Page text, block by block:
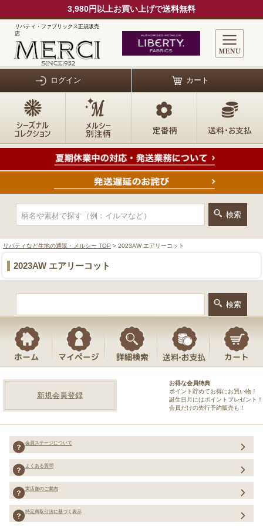
3,980円以上お買い上げで送料無料
リバティ・ファブリックス正規販売
店
ログイン カート
リバティなど生地の通販・メルシー TOP > 2023AW エアリーコット
2023AW エアリーコット
新規会員登録
お得な会員特典
ポイント貯めてお得にお買い物！
誕生日月にはポイントプレゼント！
会員だけの先行予約販売も！
会員ステージについて
よくある質問
実店舗のご案内
特定商取引法に基づく表示